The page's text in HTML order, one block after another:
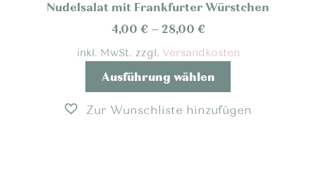
auf
gewählt
Nudelsalat mit Frankfurter Würstchen
4,00 € – 28,00 €
inkl. MwSt. zzgl. Versandkosten
Ausführung wählen